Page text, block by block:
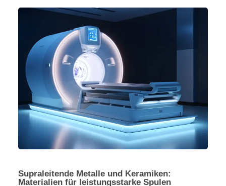
Supraleitende Metalle und Keramiken:
Materialien für leistungsstarke Spulen